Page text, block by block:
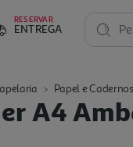
RESERVAR
ENTREGA
Papel e Cadernos
A4